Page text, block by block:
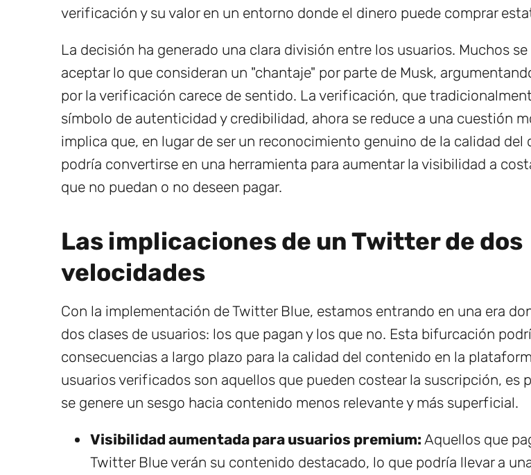
verificación y su valor en un entorno donde el dinero puede comprar
La decisión ha generado una clara división entre los usuarios. Muchos se
aceptar lo que consideran un "chantaje" por parte de Musk,
por la verificación carece de sentido. La verificación, que
símbolo de autenticidad y credibilidad, ahora se reduce a una cuestión
implica que, en lugar de ser un reconocimiento genuino de la calidad del
podría convertirse en una herramienta para aumentar la visibilidad a
que no puedan o no deseen pagar.
Las implicaciones de un Twitter de dos
velocidades
Con la implementación de Twitter Blue, estamos entrando en una era
dos clases de usuarios: los que pagan y los que no. Esta bifurcación
consecuencias a largo plazo para la calidad del contenido en la
usuarios verificados son aquellos que pueden costear la suscripción, es
se genere un sesgo hacia contenido menos relevante y más superficial.
Visibilidad aumentada para usuarios premium: Aquellos que
Twitter Blue verán su contenido destacado, lo que podría llevar a